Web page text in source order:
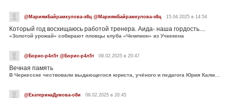
@МариямБайрамкулова-э8ц @МариямБайрамкулова-э8ц 15.04.2025 в 14:54
Который год восхищаюсь работой тренера. Аида- наша гордость....
«Золотой урожай» собирают пловцы клуба «Чемпион» из Учкекена
@Борис-р4л5т @Борис-р4л5т 09.02.2025 в 20:47
Вечная память
В Черкесске чествовали выдающегося юриста, учёного и педагога Юрия Калмыкова
@ЕкатеринаДумова-о8и 09.02.2025 в 20:45